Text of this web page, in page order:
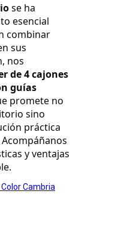
se ha
esencial
combinar
sus
nos
de 4 cajones
guías
promete no
sino
práctica
y ventajas